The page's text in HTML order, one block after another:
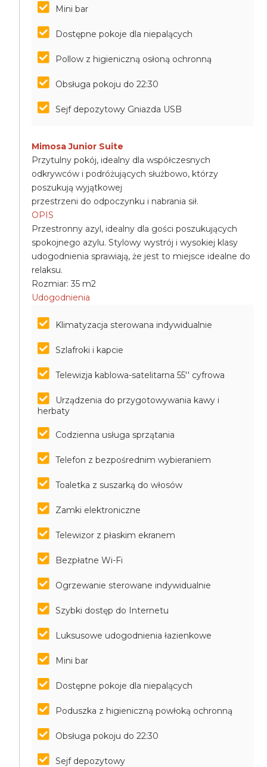
Mini bar
Dostępne pokoje dla niepalących
Pollow z higieniczną osłoną ochronną
Obsługa pokoju do 22:30
Sejf depozytowy Gniazda USB
Mimosa Junior Suite
Przytulny pokój, idealny dla współczesnych
odkrywców i podróżujących służbowo, którzy
poszukują wyjątkowej
przestrzeni do odpoczynku i nabrania sił.
OPIS
Przestronny azyl, idealny dla gości poszukujących
spokojnego azylu. Stylowy wystrój i wysokiej klasy
udogodnienia sprawiają, że jest to miejsce idealne do
relaksu.
Rozmiar: 35 m2
Udogodnienia
Klimatyzacja sterowana indywidualnie
Szlafroki i kapcie
Telewizja kablowa-satelitarna 55'' cyfrowa
Urządzenia do przygotowywania kawy i
herbaty
Codzienna usługa sprzątania
Telefon z bezpośrednim wybieraniem
Toaletka z suszarką do włosów
Zamki elektroniczne
Telewizor z płaskim ekranem
Bezpłatne Wi-Fi
Ogrzewanie sterowane indywidualnie
Szybki dostęp do Internetu
Luksusowe udogodnienia łazienkowe
Mini bar
Dostępne pokoje dla niepalących
Poduszka z higieniczną powłoką ochronną
Obsługa pokoju do 22:30
Sejf depozytowy